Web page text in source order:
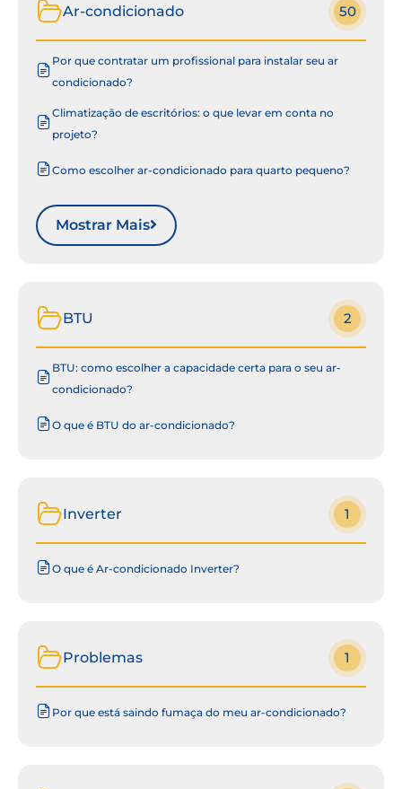
Ar-condicionado 50
Por que contratar um profissional para instalar seu ar
condicionado?
Climatização de escritórios: o que levar em conta no
projeto?
Como escolher ar-condicionado para quarto pequeno?
Mostrar Mais
BTU 2
BTU: como escolher a capacidade certa para o seu ar-
condicionado?
O que é BTU do ar-condicionado?
Inverter 1
O que é Ar-condicionado Inverter?
Problemas 1
Por que está saindo fumaça do meu ar-condicionado?